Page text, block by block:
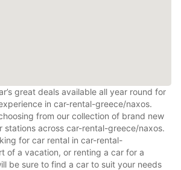
great deals available all year round for
in car-rental-greece/naxos.
from our collection of brand new
stations across car-rental-greece/naxos.
for car rental in car-rental-
of a vacation, or renting a car for a
be sure to find a car to suit your needs